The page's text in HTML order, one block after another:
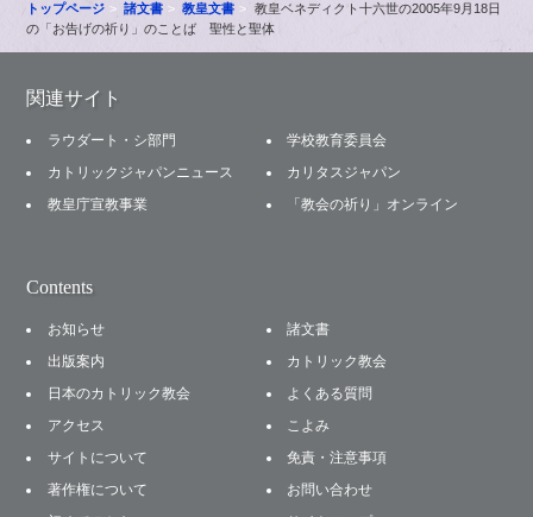
トップページ 諸文書 教皇文書
教皇ベネディクト十六世の2005年9月18日
の「お告げの祈り」のことば 聖性と聖体
関連サイト
ラウダート・シ部門
学校教育委員会
カトリックジャパンニュース
カリタスジャパン
教皇庁宣教事業
「教会の祈り」オンライン
Contents
お知らせ
諸文書
出版案内
カトリック教会
日本のカトリック教会
よくある質問
アクセス
こよみ
サイトについて
免責・注意事項
著作権について
お問い合わせ